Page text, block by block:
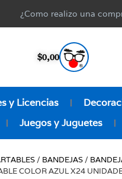
¿Como realizo una
$0,00
y Licencias
Juegos y Juguetes
/ BANDEJAS/
COLOR AZUL X24